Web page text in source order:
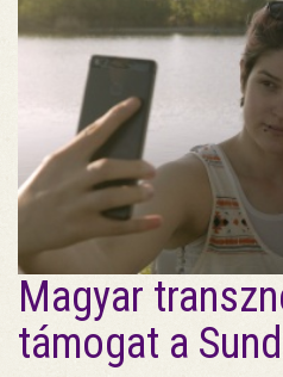
Magyar
támogat a